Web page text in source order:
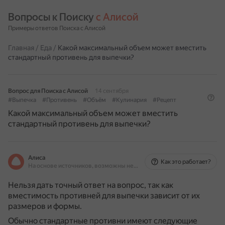
Вопросы к Поиску с Алисой
Примеры ответов Поиска с Алисой
Главная / Еда / Какой максимальный объем может вместить
стандартный противень для выпечки?
Вопрос для Поиска с Алисой
14 сентября
#Выпечка
#Противень #Объём #Кулинария #Рецепт
Какой максимальный объем может вместить
стандартный противень для выпечки?
Алиса
На основе источников, возможны неточности
Как это работает?
Нельзя дать точный ответ на вопрос, так как
вместимость противней для выпечки зависит от их
размеров и формы.
Обычно стандартные противни имеют следующие